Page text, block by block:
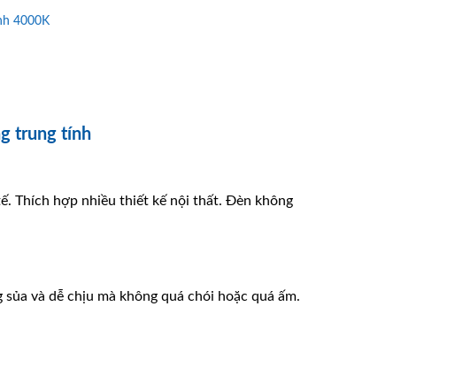
4000K
trung tính
Thích hợp nhiều thiết kế nội thất. Đèn không
và dễ chịu mà không quá chói hoặc quá ấm.